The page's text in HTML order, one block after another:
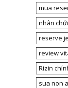
mua
nhân
reserve
review
Rizin
sua non